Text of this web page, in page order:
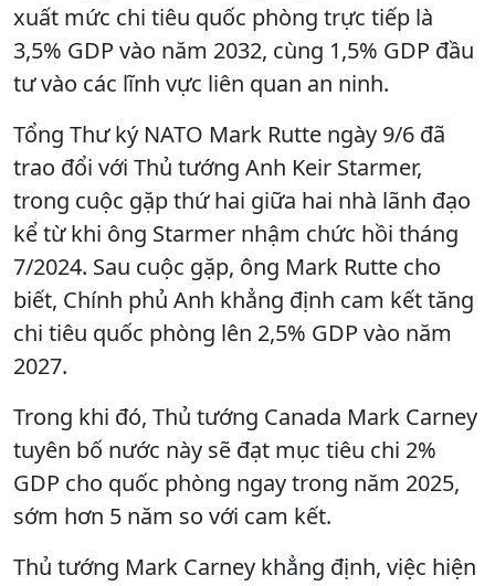
xuất mức chi tiêu quốc phòng trực tiếp là
3,5% GDP vào năm 2032, cùng 1,5% GDP đầu
tư vào các lĩnh vực liên quan an ninh.
Tổng Thư ký NATO Mark Rutte ngày 9/6 đã
trao đổi với Thủ tướng Anh Keir Starmer,
trong cuộc gặp thứ hai giữa hai nhà lãnh đạo
kể từ khi ông Starmer nhậm chức hồi tháng
7/2024. Sau cuộc gặp, ông Mark Rutte cho
biết, Chính phủ Anh khẳng định cam kết tăng
chi tiêu quốc phòng lên 2,5% GDP vào năm
2027.
Trong khi đó, Thủ tướng Canada Mark Carney
tuyên bố nước này sẽ đạt mục tiêu chi 2%
GDP cho quốc phòng ngay trong năm 2025,
sớm hơn 5 năm so với cam kết.
Thủ tướng Mark Carney khẳng định, việc hiện